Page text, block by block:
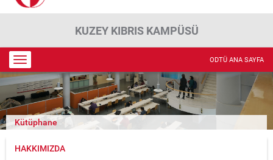
KUZEY KIBRIS KAMPÜSÜ
Toggle
navigation
ODTÜ ANA SAYFA
Kütüphane
HAKKIMIZDA